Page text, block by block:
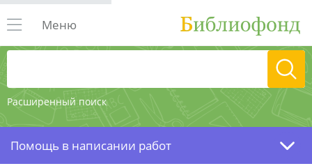
Расширенный поиск
Меню
Помощь в написании работ